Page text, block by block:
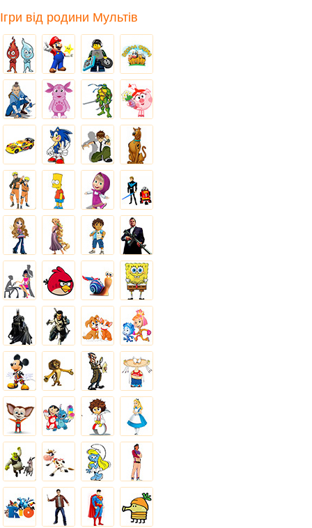
Ігри від родини Мультів